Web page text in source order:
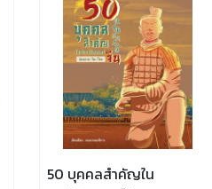
50 บุคคลสำคัญใน